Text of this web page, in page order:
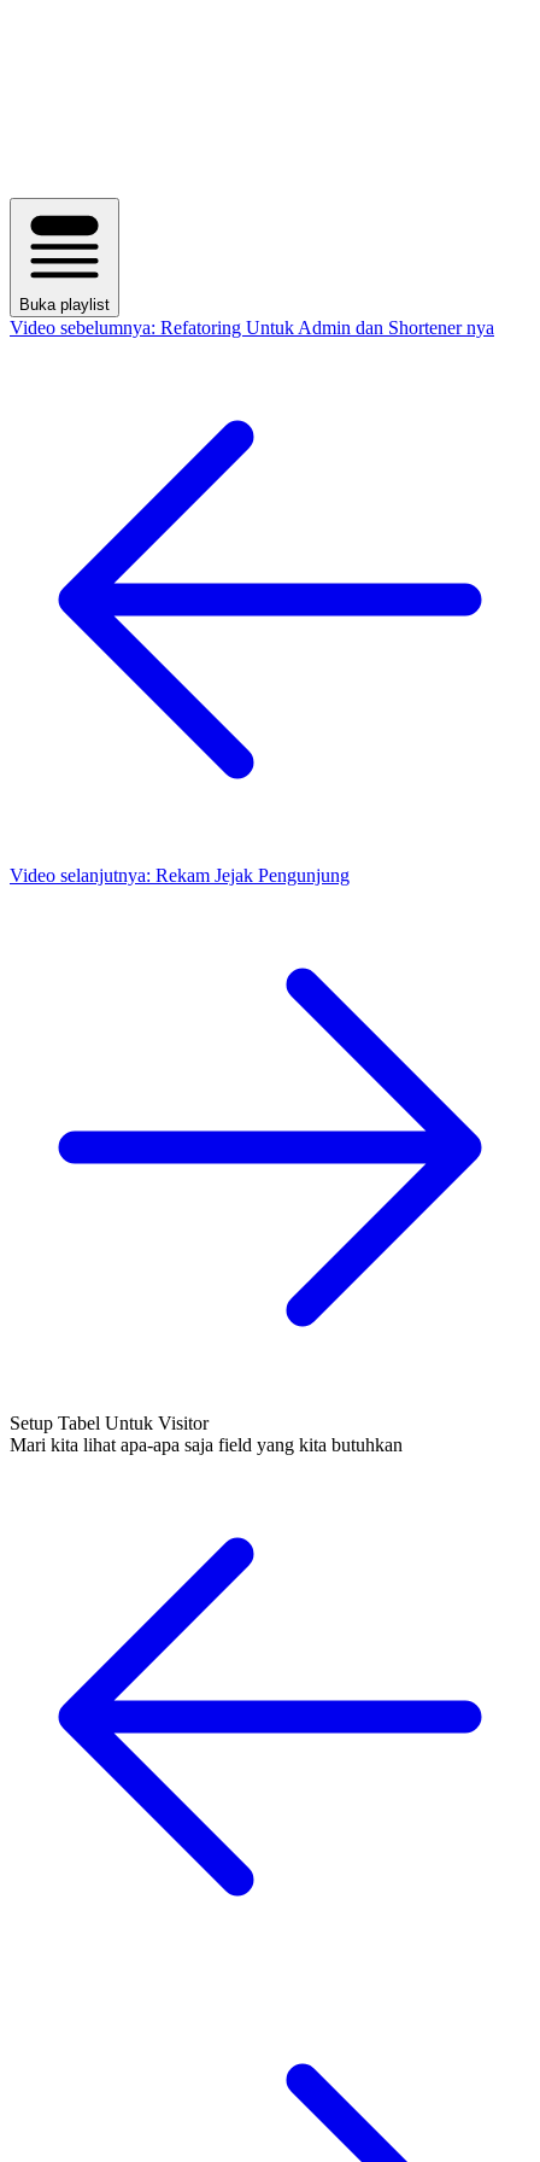
Buka playlist
Video sebelumnya: Refatoring Untuk Admin dan Shortener nya
Video selanjutnya: Rekam Jejak Pengunjung
Setup Tabel Untuk Visitor
Mari kita lihat apa-apa saja field yang kita butuhkan